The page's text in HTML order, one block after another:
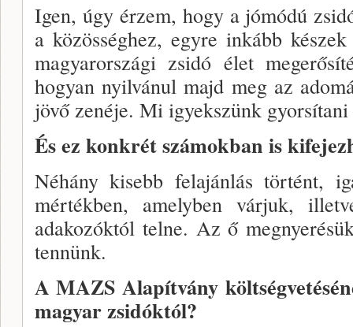
Igen, úgy érzem, hogy a jómódú
a közös­séghez, egyre inkább
magyarországi zsidó élet
hogyan nyilvánul majd meg az
jövő zenéje. Mi igyekszünk
És ez konkrét számokban is
Néhány kisebb felajánlás történt,
mértékben, amelyben várjuk,
adakozóktól telne. Az ő
ten­nünk.
A MAZS Alapítvány
magyar zsidóktól?